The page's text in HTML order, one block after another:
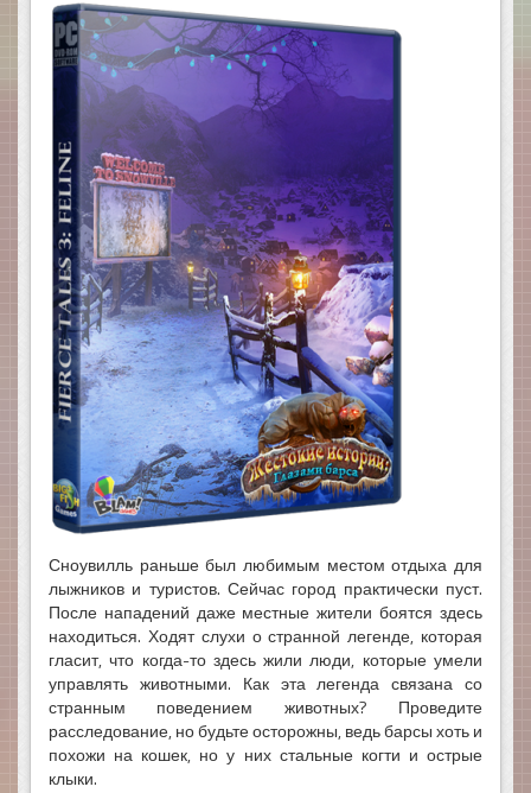
Сноувилль раньше был любимым местом отдыха для
лыжников и туристов. Сейчас город практически пуст.
После нападений даже местные жители боятся здесь
находиться. Ходят слухи о странной легенде, которая
гласит, что когда-то здесь жили люди, которые умели
управлять животными. Как эта легенда связана со
странным поведением животных? Проведите
расследование, но будьте осторожны, ведь барсы хоть и
похожи на кошек, но у них стальные когти и острые
клыки.